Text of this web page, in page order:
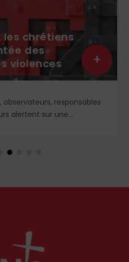
France-Algérie :
réconciliation ou faux-
semblants ?
Le 18 mai, Gérald Darmanin,
Justice, était en déplacement